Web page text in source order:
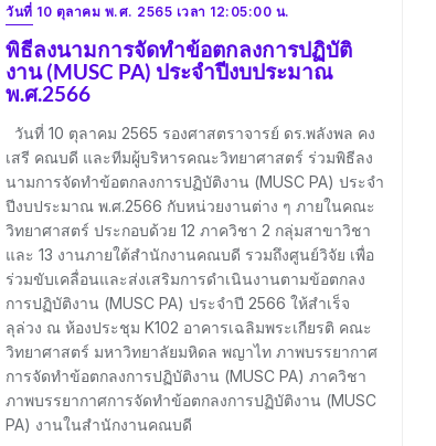
วันที่ 10 ตุลาคม พ.ศ. 2565 เวลา 12:05:00 น.
พิธีลงนามการจัดทำข้อตกลงการปฏิบัติ
งาน (MUSC PA) ประจำปีงบประมาณ
พ.ศ.2566
วันที่ 10 ตุลาคม 2565 รองศาสตราจารย์ ดร.พลังพล คง
เสรี คณบดี และทีมผู้บริหารคณะวิทยาศาสตร์ ร่วมพิธีลง
นามการจัดทำข้อตกลงการปฏิบัติงาน (MUSC PA) ประจำ
ปีงบประมาณ พ.ศ.2566 กับหน่วยงานต่าง ๆ ภายในคณะ
วิทยาศาสตร์ ประกอบด้วย 12 ภาควิชา 2 กลุ่มสาขาวิชา
และ 13 งานภายใต้สำนักงานคณบดี รวมถึงศูนย์วิจัย เพื่อ
ร่วมขับเคลื่อนและส่งเสริมการดำเนินงานตามข้อตกลง
การปฏิบัติงาน (MUSC PA) ประจำปี 2566 ให้สำเร็จ
ลุล่วง ณ ห้องประชุม K102 อาคารเฉลิมพระเกียรติ คณะ
วิทยาศาสตร์ มหาวิทยาลัยมหิดล พญาไท ภาพบรรยากาศ
การจัดทำข้อตกลงการปฏิบัติงาน (MUSC PA) ภาควิชา
ภาพบรรยากาศการจัดทำข้อตกลงการปฏิบัติงาน (MUSC
PA) งานในสำนักงานคณบดี